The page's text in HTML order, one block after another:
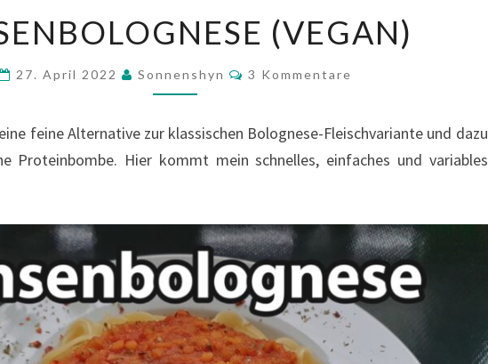
(VEGAN)
(VEGAN)
27. April 2022 Sonnenshyn Kommentare
3 Kommentare
feine Alternative zur klassischen Bolognese-Fleischvariante und dazu
Proteinbombe. Hier kommt mein schnelles, einfaches und variables